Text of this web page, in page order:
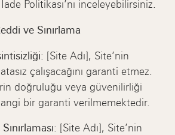
Politikası’nı inceleyebilirsiniz.
ve Sınırlama
[Site Adı], Site’nin
çalışacağını garanti etmez.
doğruluğu veya güvenilirliği
bir garanti verilmemektedir.
[Site Adı], Site’nin